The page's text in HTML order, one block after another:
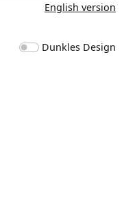
English version
Dunkles Design